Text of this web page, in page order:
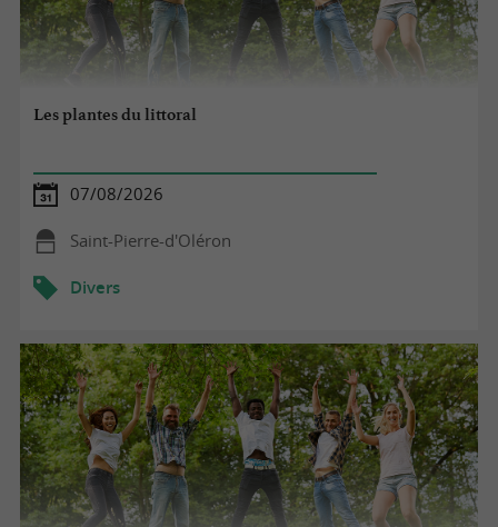
Les plantes du littoral
07/08/2026
Saint-Pierre-d'Oléron
Divers